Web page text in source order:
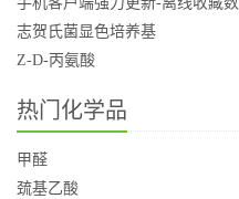
志贺氏菌显色培养基
Z-D-丙氨酸
热门化学品
甲醛
巯基乙酸